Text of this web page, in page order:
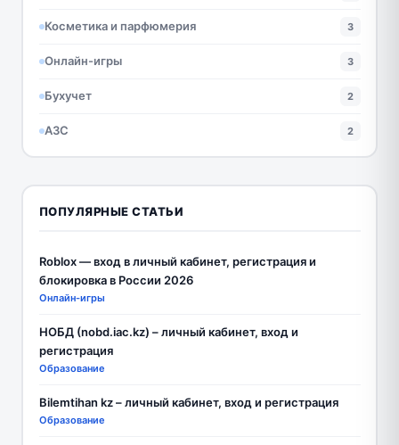
Косметика и парфюмерия 3
Онлайн-игры 3
Бухучет 2
АЗС 2
ПОПУЛЯРНЫЕ СТАТЬИ
Roblox — вход в личный кабинет, регистрация и
блокировка в России 2026
Онлайн-игры
НОБД (nobd.iac.kz) – личный кабинет, вход и
регистрация
Образование
Bilemtihan kz – личный кабинет, вход и регистрация
Образование